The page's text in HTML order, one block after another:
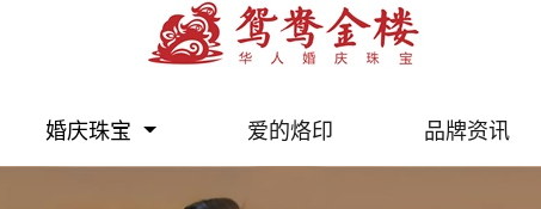
婚庆珠宝 爱的烙印 品牌资讯